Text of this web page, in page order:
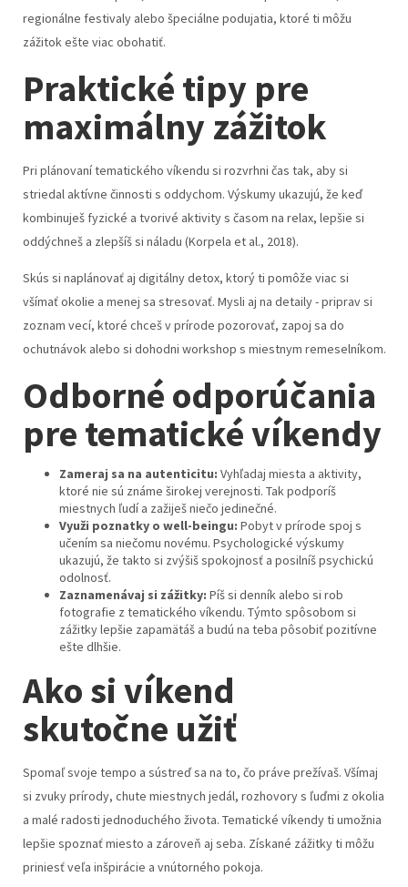
regionálne festivaly alebo špeciálne podujatia, ktoré ti môžu
zážitok ešte viac obohatiť.
Praktické tipy pre
maximálny zážitok
Pri plánovaní tematického víkendu si rozvrhni čas tak, aby si
striedal aktívne činnosti s oddychom. Výskumy ukazujú, že keď
kombinuješ fyzické a tvorivé aktivity s časom na relax, lepšie si
oddýchneš a zlepšíš si náladu (Korpela et al., 2018).
Skús si naplánovať aj digitálny detox, ktorý ti pomôže viac si
všímať okolie a menej sa stresovať. Mysli aj na detaily - priprav si
zoznam vecí, ktoré chceš v prírode pozorovať, zapoj sa do
ochutnávok alebo si dohodni workshop s miestnym remeselníkom.
Odborné odporúčania
pre tematické víkendy
Zameraj sa na autenticitu: Vyhľadaj miesta a aktivity,
ktoré nie sú známe širokej verejnosti. Tak podporíš
miestnych ľudí a zažiješ niečo jedinečné.
Využi poznatky o well-beingu: Pobyt v prírode spoj s
učením sa niečomu novému. Psychologické výskumy
ukazujú, že takto si zvýšiš spokojnosť a posilníš psychickú
odolnosť.
Zaznamenávaj si zážitky: Píš si denník alebo si rob
fotografie z tematického víkendu. Týmto spôsobom si
zážitky lepšie zapamätáš a budú na teba pôsobiť pozitívne
ešte dlhšie.
Ako si víkend
skutočne užiť
Spomaľ svoje tempo a sústreď sa na to, čo práve prežívaš. Všímaj
si zvuky prírody, chute miestnych jedál, rozhovory s ľuďmi z okolia
a malé radosti jednoduchého života. Tematické víkendy ti umožnia
lepšie spoznať miesto a zároveň aj seba. Získané zážitky ti môžu
priniesť veľa inšpirácie a vnútorného pokoja.